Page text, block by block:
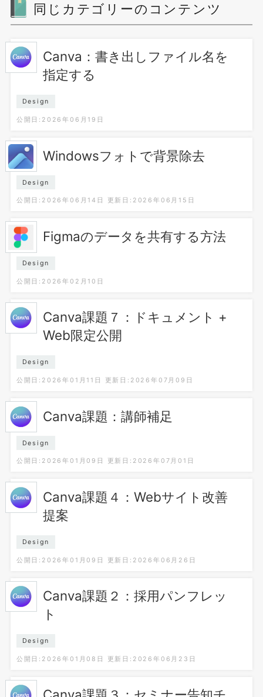
同じカテゴリーのコンテンツ
Canva：書き出しファイル名を
指定する
Design
公開日:2026年06月19日
Windowsフォトで背景除去
Design
公開日:2026年06月14日 更新日:2026年06月15日
Figmaのデータを共有する方法
Design
公開日:2026年02月10日
Canva課題７：ドキュメント +
Web限定公開
Design
公開日:2026年01月11日 更新日:2026年07月09日
Canva課題：講師補足
Design
公開日:2026年01月09日 更新日:2026年07月01日
Canva課題４：Webサイト改善
提案
Design
公開日:2026年01月09日 更新日:2026年06月26日
Canva課題２：採用パンフレッ
ト
Design
公開日:2026年01月08日 更新日:2026年06月23日